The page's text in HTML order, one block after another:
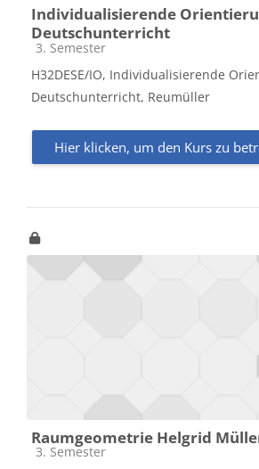
Individualisierende
Deutschunterricht
Kursbereich
3. Semester
H32DESE/IO, Individualisierende
Deutschunterricht, Reumüller
Hier klicken, um den Kurs zu
Raumgeometrie Helgrid
Kursbereich
3. Semester